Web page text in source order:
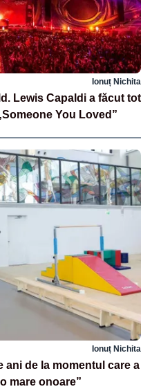
Ionuț Nichita
Lewis Capaldi a făcut tot
You Loved”
Ionuț Nichita
ani de la momentul care a
mare onoare”